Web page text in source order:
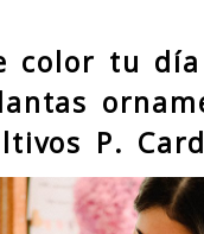
color tu
P.